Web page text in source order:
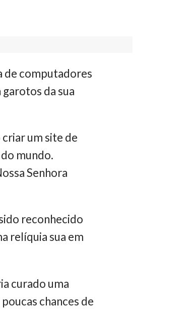
de computadores
da sua
criar um site de
mundo.
Senhora
reconhecido
relíquia sua em
curado uma
chances de